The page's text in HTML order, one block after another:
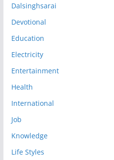
Dalsinghsarai
Devotional
Education
Electricity
Entertainment
Health
International
Job
Knowledge
Life Styles